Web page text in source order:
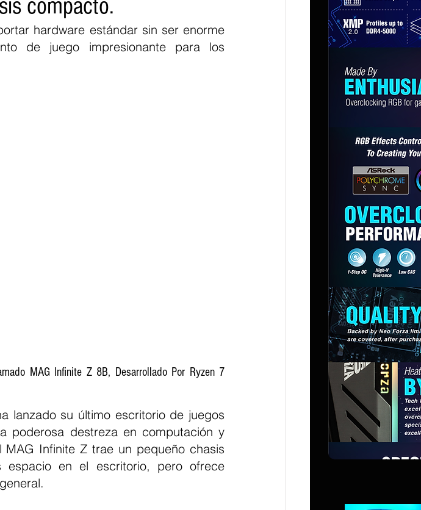
compacto.
hardware estándar sin ser enorme
de juego impresionante para los
MAG Infinite Z 8B, Desarrollado Por Ryzen 7
lanzado su último escritorio de juegos
poderosa destreza en computación y
Infinite Z trae un pequeño chasis
en el escritorio, pero ofrece